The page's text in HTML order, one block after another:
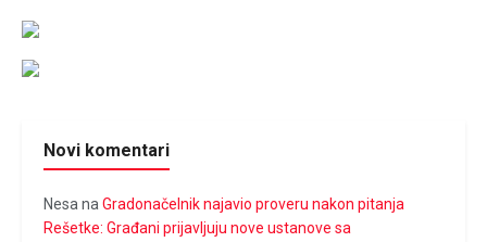
Novi komentari
Nesa na Gradonačelnik najavio proveru nakon pitanja
Rešetke: Građani prijavljuju nove ustanove sa